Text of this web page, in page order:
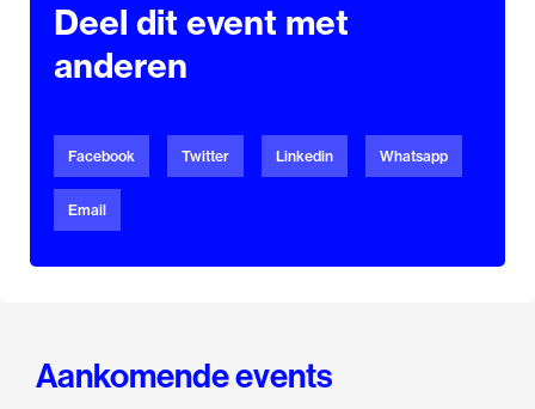
Deel dit event met
anderen
Facebook Twitter Linkedin Whatsapp
Email
Aankomende events